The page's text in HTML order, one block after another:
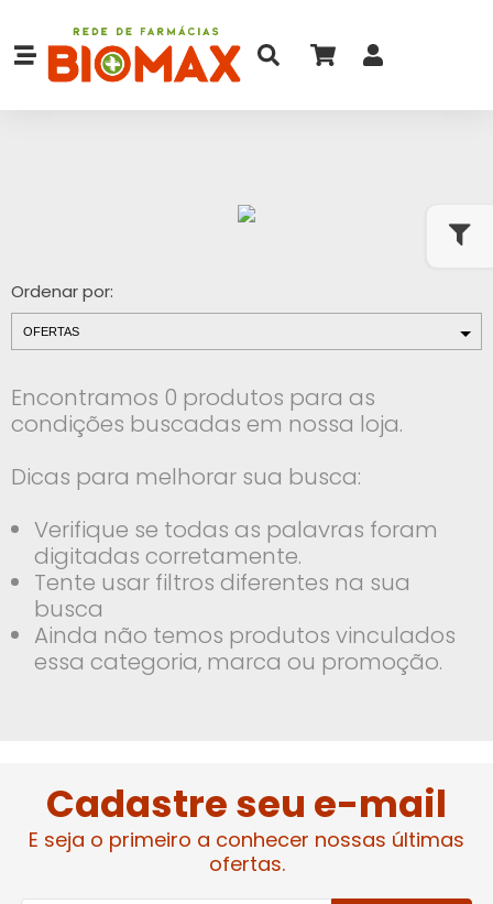
Ordenar por:
Encontramos 0 produtos para as
condições buscadas em nossa loja.
Dicas para melhorar sua busca:
Verifique se todas as palavras foram
digitadas corretamente.
Tente usar filtros diferentes na sua
busca
Ainda não temos produtos vinculados
essa categoria, marca ou promoção.
Cadastre seu e-mail
E seja o primeiro a conhecer nossas últimas
ofertas.